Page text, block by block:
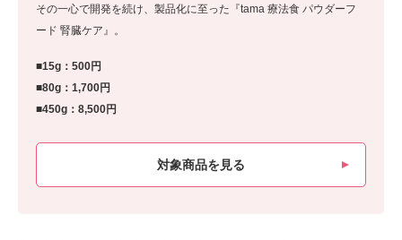
その一心で開発を続け、製品化に至った『tama 療法食 パウダーフ
ード 腎臓ケア』。
■15g：500円
■80g：1,700円
■450g：8,500円
対象商品を見る